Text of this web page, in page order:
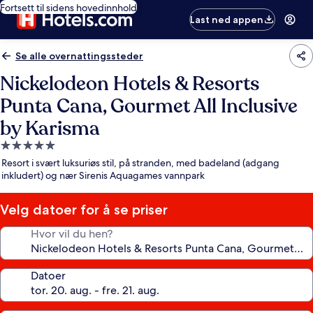
Fortsett til sidens hovedinnhold
Last ned appen
Se alle overnattingssteder
Nickelodeon Hotels & Resorts
Punta Cana, Gourmet All Inclusive
by Karisma
Overnattingssted
med
5.0
stjerner
Resort i svært luksuriøs stil, på stranden, med badeland (adgang
inkludert) og nær Sirenis Aquagames vannpark
Velg datoer for å se priser
Hvor vil du hen?
Datoer